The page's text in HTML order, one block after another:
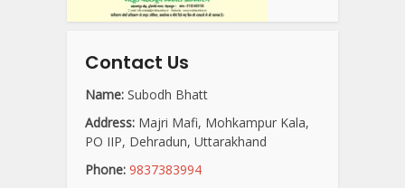
Contact Us
Name: Subodh Bhatt
Address: Majri Mafi, Mohkampur Kala,
PO IIP, Dehradun, Uttarakhand
Phone: 9837383994